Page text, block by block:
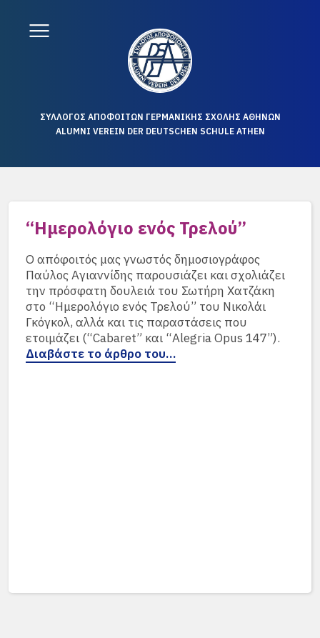
ΣΥΛΛΟΓΟΣ ΑΠΟΦΟΙΤΩΝ ΓΕΡΜΑΝΙΚΗΣ ΣΧΟΛΗΣ ΑΘΗΝΩΝ
ALUMNI VEREIN DER DEUTSCHEN SCHULE ATHEN
“Ημερολόγιο ενός Τρελού”
Ο απόφοιτός μας γνωστός δημοσιογράφος
Παύλος Αγιαννίδης παρουσιάζει και σχολιάζει
την πρόσφατη δουλειά του Σωτήρη Χατζάκη
στο “Ημερολόγιο ενός Τρελού” του Νικολάι
Γκόγκολ, αλλά και τις παραστάσεις που
ετοιμάζει (“Cabaret” και “Alegria Opus 147”).
Διαβάστε το άρθρο του…